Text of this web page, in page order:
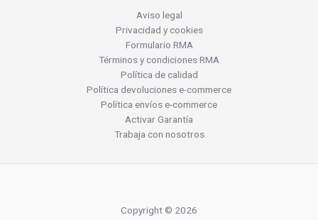
Aviso legal
Privacidad y cookies
Formulario RMA
Términos y condiciones RMA
Política de calidad
Política devoluciones e-commerce
Política envíos e-commerce
Activar Garantía
Trabaja con nosotros
Copyright © 2026